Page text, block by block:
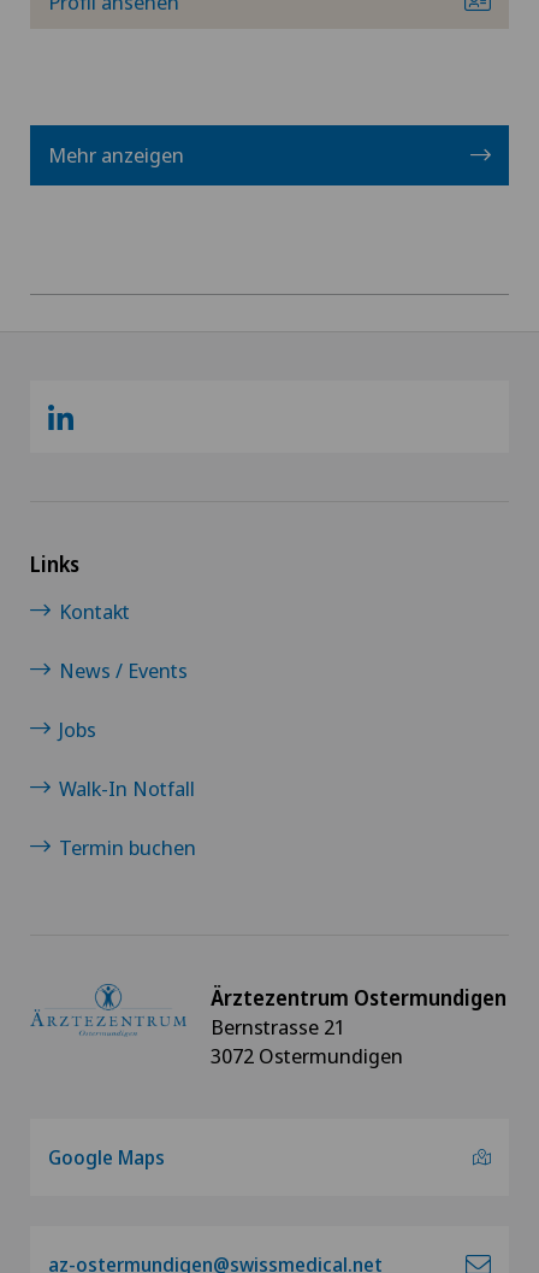
Mehr anzeigen
Links
Kontakt
News / Events
Jobs
Walk-In Notfall
Termin buchen
Ärztezentrum Ostermundigen
Bernstrasse 21
3072 Ostermundigen
Google Maps
az-ostermundigen@swissmedical.net